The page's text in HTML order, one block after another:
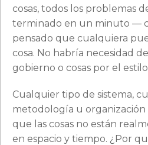
cosas, todos los problemas
terminado en un minuto —
pensado que cualquiera
cosa. No habría necesidad
gobierno o cosas por el
Cualquier tipo de sistema,
metodología u organización
que las cosas no están
en espacio y tiempo. ¿Por